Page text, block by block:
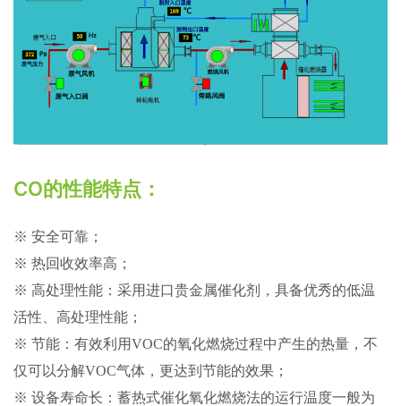
CO的性能特点：
※ 安全可靠；
※ 热回收效率高；
※ 高处理性能：采用进口贵金属催化剂，具备优秀的低温
活性、高处理性能；
※ 节能：有效利用VOC的氧化燃烧过程中产生的热量，不
仅可以分解VOC气体，更达到节能的效果；
※ 设备寿命长：蓄热式催化氧化燃烧法的运行温度一般为